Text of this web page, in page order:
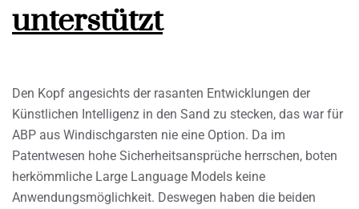
unterstützt
Den Kopf angesichts der rasanten Entwicklungen der
Künstlichen Intelligenz in den Sand zu stecken, das war für
ABP aus Windischgarsten nie eine Option. Da im
Patentwesen hohe Sicherheitsansprüche herrschen, boten
herkömmliche Large Language Models keine
Anwendungsmöglichkeit. Deswegen haben die beiden